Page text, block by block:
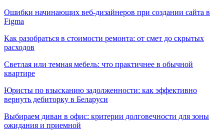
Ошибки начинающих веб-дизайнеров при создании сайта в
Figma
Как разобраться в стоимости ремонта: от смет до скрытых
расходов
Светлая или темная мебель: что практичнее в обычной
квартире
Юристы по взысканию задолженности: как эффективно
вернуть дебиторку в Беларуси
Выбираем диван в офис: критерии долговечности для зоны
ожидания и приемной